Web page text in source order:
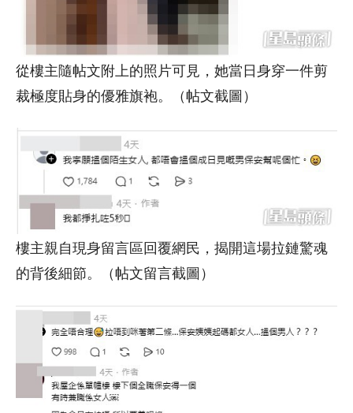
從樓主隨帖文附上的照片可見，她當日身穿一件剪
裁極度貼身的優雅旗袍。（帖文截圖）
樓主親自現身留言區回覆網民，揭開這場拉鏈驚魂
的背後細節。（帖文留言截圖）